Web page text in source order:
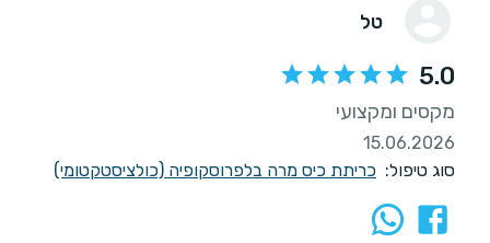
טל
5.0
מקסים ומקצועי
15.06.2026
סוג טיפול: כריתת כיס מרה בלפרוסקופיה (כולציסטקטומי)